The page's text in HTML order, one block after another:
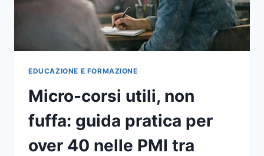
CHE
AUMENTANO
DAVVERO
L’OCCUPABILITÀ
EDUCAZIONE E FORMAZIONE
Micro-corsi utili, non
fuffa: guida pratica per
over 40 nelle PMI tra